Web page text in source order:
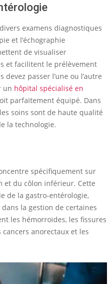
examens diagnostiques
et l’échographie
de visualiser
et facilitent le prélèvement
passer l’une ou l’autre
un hôpital spécialisé en
parfaitement équipé. Dans
soins sont de haute qualité
la technologie.
spécifiquement sur
et du côlon inférieur. Cette
de la gastro-entérologie,
la gestion de certaines
les hémorroïdes, les fissures
cancers anorectaux et les